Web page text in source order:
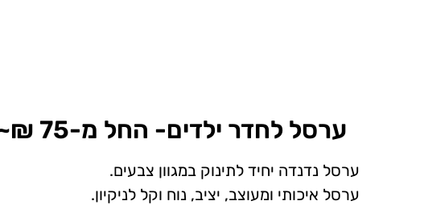
ערסל לחדר ילדים- החל מ-75 ₪~
ערסל נדנדה יחיד לתינוק במגוון צבעים.
ערסל איכותי ומעוצב, יציב, נוח וקל לניקיון.